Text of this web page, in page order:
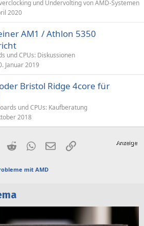
und Undervolting von AMD-Systemen
2020
AM1 / Athlon 5350
und CPUs: Diskussionen
Januar 2019
Bristol Ridge 4core für
und CPUs: Kaufberatung
2018
RedditWhatsApp
E-MailLink
mit AMD